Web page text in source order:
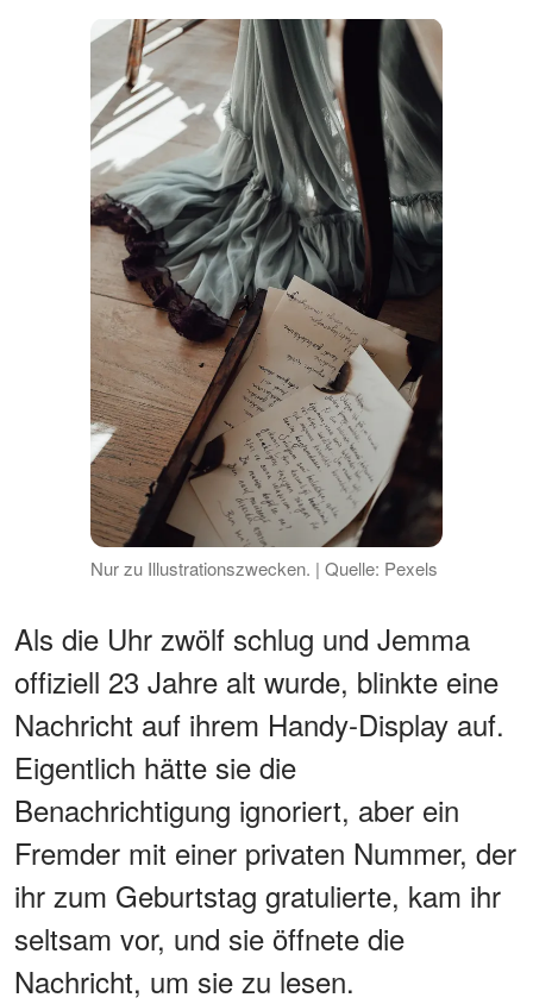
Nur zu Illustrationszwecken. | Quelle: Pexels
Als die Uhr zwölf schlug und Jemma
offiziell 23 Jahre alt wurde, blinkte eine
Nachricht auf ihrem Handy-Display auf.
Eigentlich hätte sie die
Benachrichtigung ignoriert, aber ein
Fremder mit einer privaten Nummer, der
ihr zum Geburtstag gratulierte, kam ihr
seltsam vor, und sie öffnete die
Nachricht, um sie zu lesen.